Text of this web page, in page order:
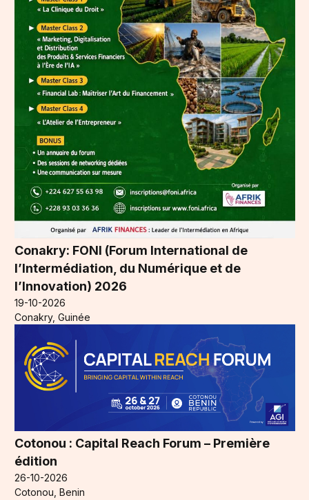
Conakry: FONI (Forum International de
l’Intermédiation, du Numérique et de
l’Innovation) 2026
19-10-2026
Conakry, Guinée
Cotonou : Capital Reach Forum – Première
édition
26-10-2026
Cotonou, Benin